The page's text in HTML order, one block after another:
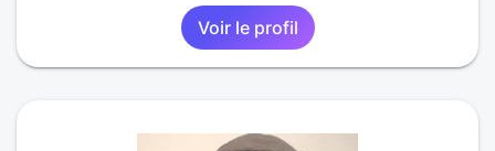
Voir le profil